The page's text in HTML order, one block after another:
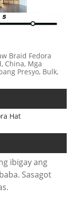
Braid Fedora
China, Mga
Presyo, Bulk,
Hat
ibigay ang
Sasagot